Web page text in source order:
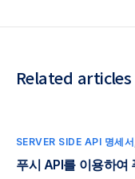
Related articles
SERVER SIDE API 명세서
푸시 API를 이용하여